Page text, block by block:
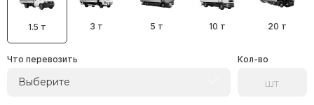
1.5 т 3 т 5 т 10 т 20 т
Что перевозить
Выберите
Кол-во